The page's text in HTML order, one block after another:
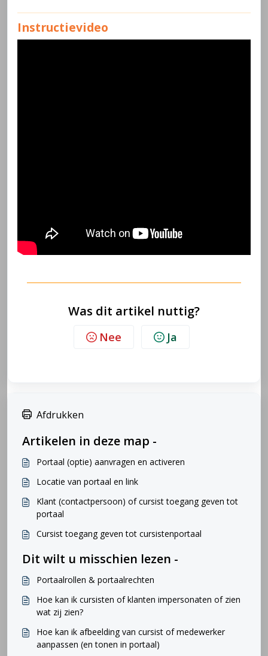
Instructievideo
Was dit artikel nuttig?
Nee Ja
Afdrukken
Artikelen in deze map -
Portaal (optie) aanvragen en activeren
Locatie van portaal en link
Klant (contactpersoon) of cursist toegang geven tot
portaal
Cursist toegang geven tot cursistenportaal
Dit wilt u misschien lezen -
Portaalrollen & portaalrechten
Hoe kan ik cursisten of klanten impersonaten of zien
wat zij zien?
Hoe kan ik afbeelding van cursist of medewerker
aanpassen (en tonen in portaal)